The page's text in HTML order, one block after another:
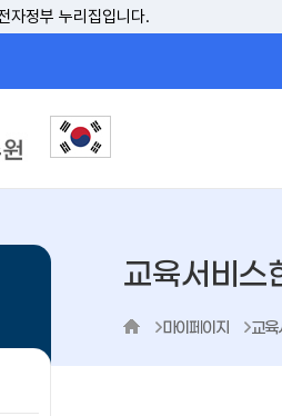
자정부 누리집입니다.
교육서비스
마이페이지 교육